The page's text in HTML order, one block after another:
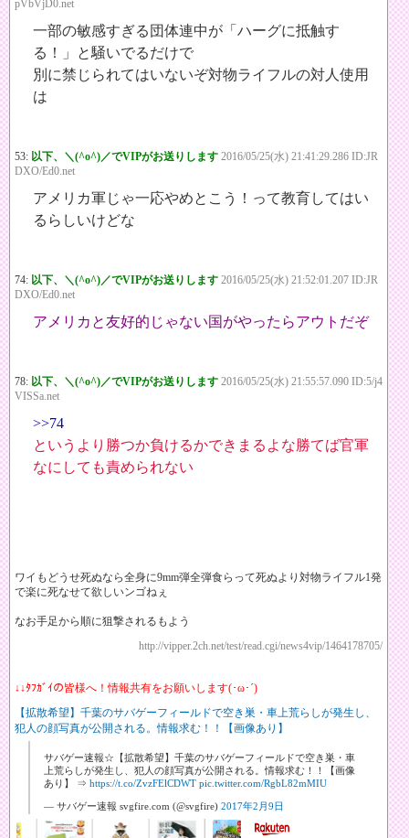
pVbVjD0.net
一部の敏感すぎる団体連中が「ハーグに抵触す
る！」と騒いでるだけで
別に禁じられてはいないぞ対物ライフルの対人使用
は
53: 以下、＼(^o^)／でVIPがお送りします 2016/05/25(水) 21:41:29.286 ID:JR
DXO/Ed0.net
アメリカ軍じゃ一応やめとこう！って教育してはい
るらしいけどな
74: 以下、＼(^o^)／でVIPがお送りします 2016/05/25(水) 21:52:01.207 ID:JR
DXO/Ed0.net
アメリカと友好的じゃない国がやったらアウトだぞ
78: 以下、＼(^o^)／でVIPがお送りします 2016/05/25(水) 21:55:57.090 ID:5/j4
VISSa.net
>>74
というより勝つか負けるかできまるよな勝てば官軍
なにしても責められない
ワイもどうせ死ぬなら全身に9mm弾全弾食らって死ぬより対物ライフル1発
で楽に死なせて欲しいンゴねぇ
なお手足から順に狙撃されるもよう
http://vipper.2ch.net/test/read.cgi/news4vip/1464178705/
↓↓ﾀﾌｶﾞｲの皆様へ！情報共有をお願いします(･ω･´)
【拡散希望】千葉のサバゲーフィールドで空き巣・車上荒らしが発生し、
犯人の顔写真が公開される。情報求む！！【画像あり】
サバゲー速報☆【拡散希望】千葉のサバゲーフィールドで空き巣・車
上荒らしが発生し、犯人の顔写真が公開される。情報求む！！【画像
あり】 ⇒ https://t.co/ZvzFElCDWT pic.twitter.com/RgbL82mMIU
— サバゲー速報 svgfire.com (@svgfire) 2017年2月9日